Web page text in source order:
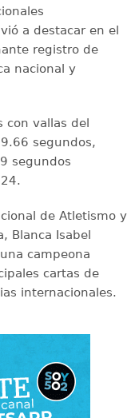
a destacar en el
registro de
nacional y
con vallas del
segundos,
segundos
de Atletismo y
Blanca Isabel
campeona
cartas de
internacionales.